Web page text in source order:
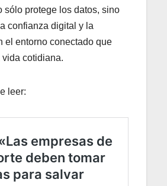
sólo protege los datos, sino
confianza digital y la
el entorno conectado que
cotidiana.
leer: